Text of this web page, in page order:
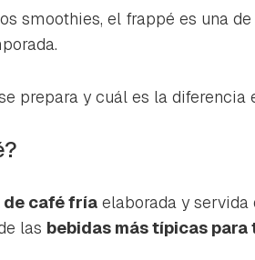
guardar como favorito, primero has
smoothies, el frappé es una de
prepara y cuál es la
de café fría elaborada y
las bebidas más típicas
Contenido enviado
Gracias por suscribirte a